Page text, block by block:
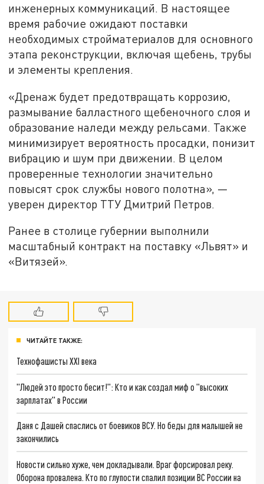
инженерных коммуникаций. В настоящее
время рабочие ожидают поставки
необходимых стройматериалов для основного
этапа реконструкции, включая щебень, трубы
и элементы крепления.
«Дренаж будет предотвращать коррозию,
размывание балластного щебеночного слоя и
образование наледи между рельсами. Также
минимизирует вероятность просадки, понизит
вибрацию и шум при движении. В целом
проверенные технологии значительно
повысят срок службы нового полотна», —
уверен директор ТТУ Дмитрий Петров.
Ранее в столице губернии выполнили
масштабный контракт на поставку «Львят» и
«Витязей».
ЧИТАЙТЕ ТАКЖЕ:
Технофашисты XXI века
"Людей это просто бесит!": Кто и как создал миф о "высоких
зарплатах" в России
Даня с Дашей спаслись от боевиков ВСУ. Но беды для малышей не
закончились
Новости сильно хуже, чем докладывали. Враг форсировал реку.
Оборона провалена. Кто по глупости спалил позиции ВС России на